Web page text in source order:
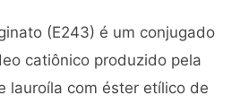
(E243) é um conjugado
catiônico produzido pela
lauroíla com éster etílico de